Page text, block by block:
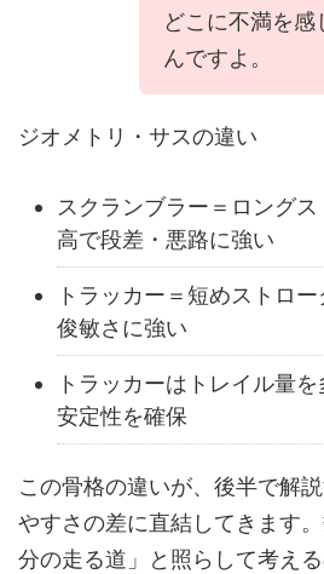
どこに不満を感
んですよ。
ジオメトリ・サスの違い
スクランブラー＝ロング
高で段差・悪路に強い
トラッカー＝短めストロ
俊敏さに強い
トラッカーはトレイル量
安定性を確保
この骨格の違いが、後半で解
やすさの差に直結してきます
分の走る道」と照らして考える